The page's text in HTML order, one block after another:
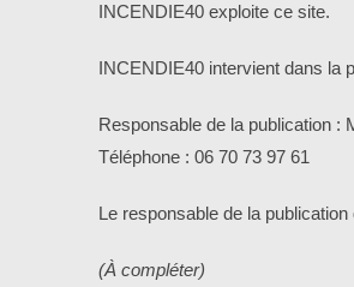
INCENDIE40 exploite ce site.
INCENDIE40 intervient dans la
Responsable de la publication :
Téléphone : 06 70 73 97 61
Le responsable de la
(À compléter)